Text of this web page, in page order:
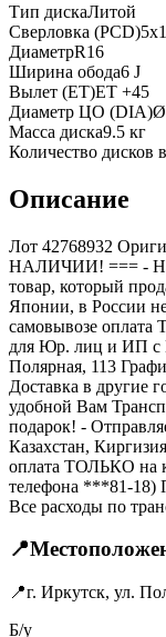
Тип дискаЛитой
Сверловка (PCD)
ДиаметрR16
Ширина обода6 J
Вылет (ET)ET +45
Диаметр ЦО (DIA)Ø
Масса диска9.5 кг
Количество дисков
Описание
Лот 42768932
НАЛИЧИИ! === - На
товар, который
Японии, в России
самовывозе
для Юр. лиц и ИП с
Полярная, 113
Доставка в другие
удобной Вам
подарок! -
Казахстан,
оплата ТОЛЬКО на
телефона ***81-18)
Все расходы по
📍
📍г. Иркутск, ул.
Б/у